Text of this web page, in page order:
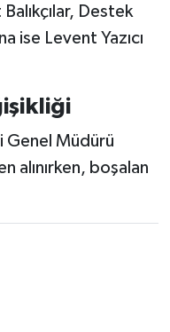
Destek
ise Levent Yazıcı
Genel Müdürü
alınırken, boşalan